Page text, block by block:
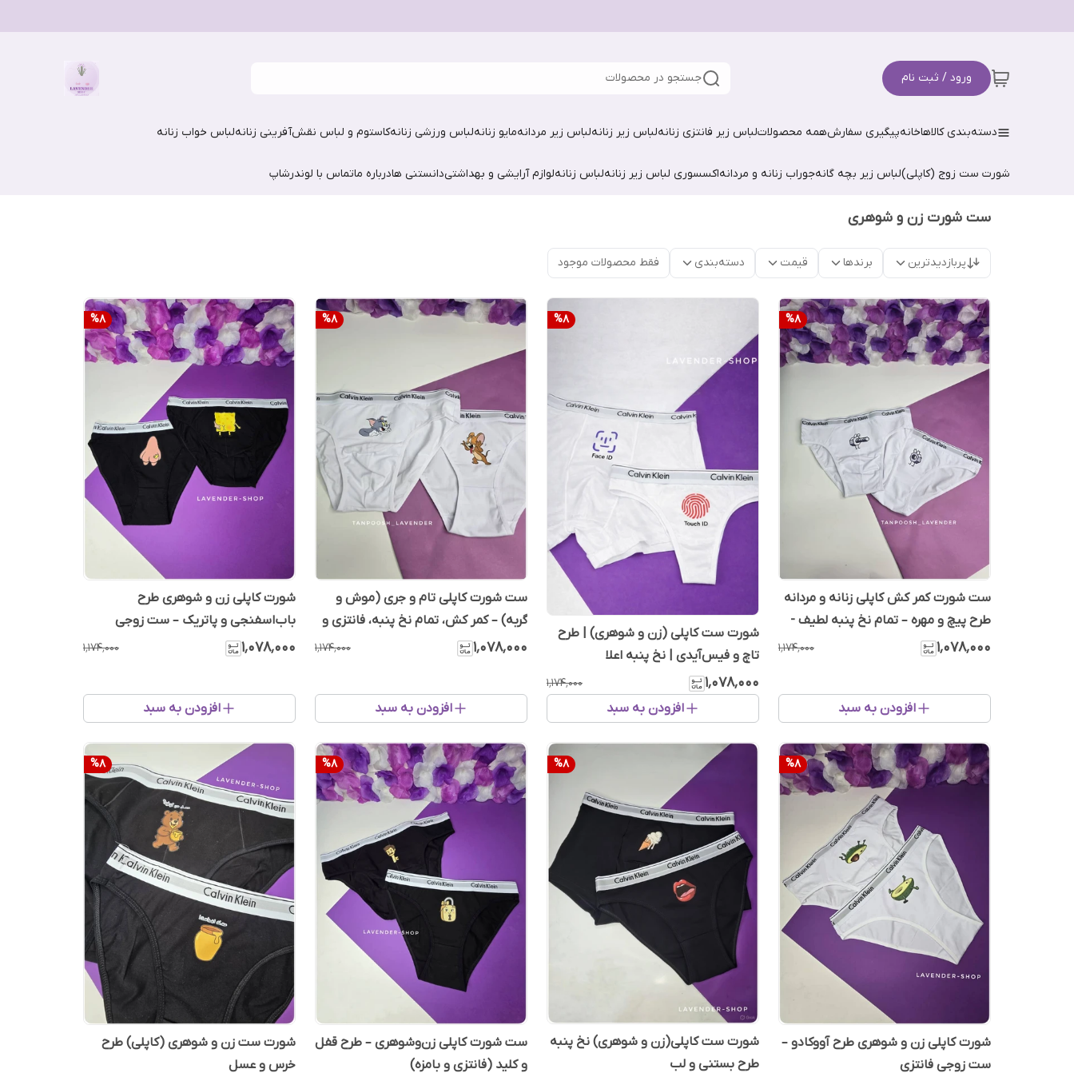
ورود / ثبت نام جستجو در محصولات
دسته‌بندی کالاهاخانهپیگیری سفارشهمه محصولاتلباس زیر فانتزی زنانهلباس زیر زنانهلباس زیر مردانهمایو زنانهلباس ورزشی زنانهکاستوم و لباس نقش‌آفرینی زنانهلباس خواب زنانه
شورت ست زوج (کاپلی)لباس زیر بچه گانهجوراب زنانه و مردانهاکسسوری لباس زیر زنانهلباس زنانهلوازم آرایشی و بهداشتیدانستنی هادرباره ماتماس با لوندرشاپ
ست شورت زن و شوهری
پربازدیدترین برندها قیمت دسته‌بندی فقط محصولات موجود
%8
ست شورت کمر کش کاپلی زنانه و مردانه
طرح پیچ و مهره – تمام نخ پنبه لطیف -
ست فان
۱٬۰۷۸٬۰۰۰ ۱٬۱۷۴٬۰۰۰
افزودن به سبد
%8
شورت ست کاپلی (زن و شوهری) | طرح
تاچ و فیس‌آیدی | نخ پنبه اعلا
۱٬۰۷۸٬۰۰۰ ۱٬۱۷۴٬۰۰۰
افزودن به سبد
%8
ست شورت کاپلی تام و جری (موش و
گربه) – کمر کش، تمام نخ پنبه، فانتزی و
راحت - ست فان
۱٬۰۷۸٬۰۰۰ ۱٬۱۷۴٬۰۰۰
افزودن به سبد
%8
شورت کاپلی زن و شوهری طرح
باب‌اسفنجی و پاتریک – ست زوجی
فانتزی
۱٬۰۷۸٬۰۰۰ ۱٬۱۷۴٬۰۰۰
افزودن به سبد
%8
شورت کاپلی زن‌ و شوهری طرح آووکادو –
ست زوجی فانتزی
%8
شورت ست کاپلی(زن و شوهری) نخ پنبه
طرح بستنی و لب
%8
ست شورت کاپلی زن‌وشوهری – طرح قفل
و کلید (فانتزی و بامزه)
%8
شورت ست زن و شوهری (کاپلی) طرح
خرس و عسل